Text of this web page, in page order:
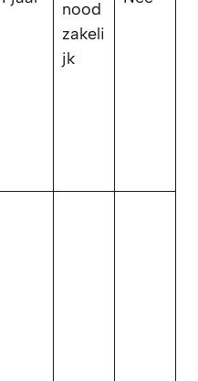
nood
zakeli
jk